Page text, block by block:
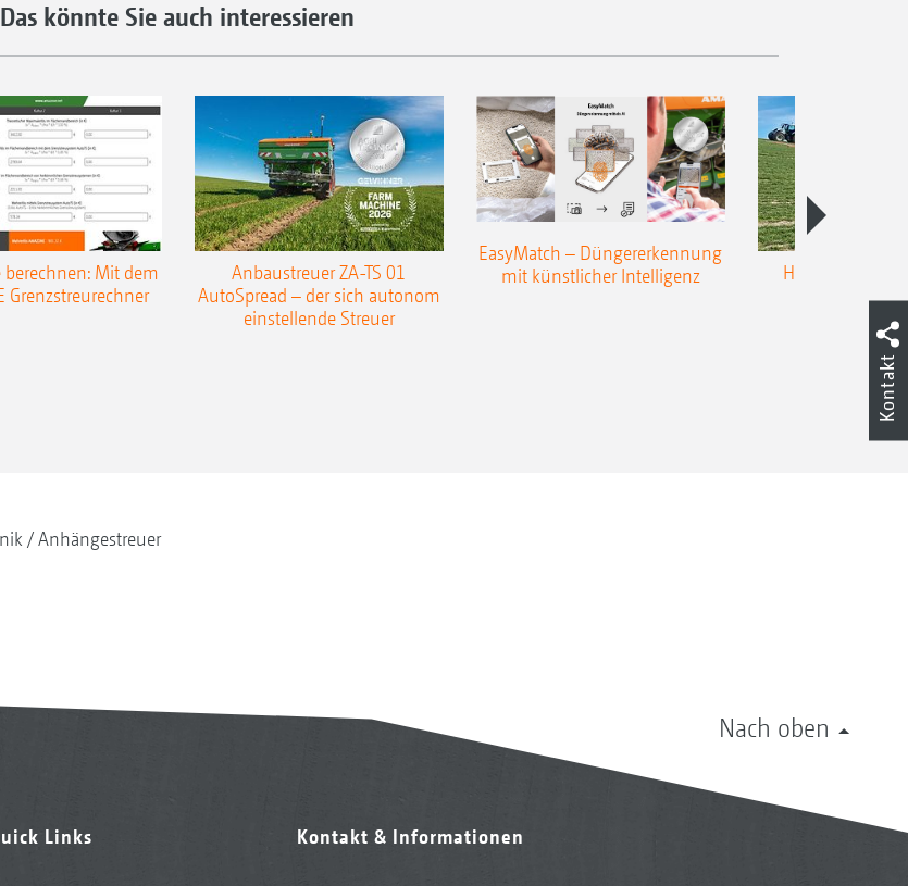
Das könnte Sie auch interessieren
berechnen: Mit dem
Grenzstreurechner
Anbaustreuer ZA-TS 01
AutoSpread – der sich autonom
einstellende Streuer
EasyMatch – Düngererkennung
mit künstlicher Intelligenz
Hangstreuen -
Anhängestreuer
Nach oben
Links Kontakt & Informationen
Kontakt